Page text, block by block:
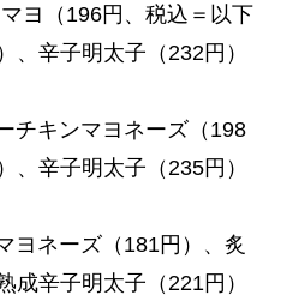
ヨ（196円、税込＝以下
、辛子明太子（232円）
チキンマヨネーズ（198
、辛子明太子（235円）
ヨネーズ（181円）、炙
成辛子明太子（221円）